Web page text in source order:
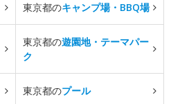
東京都のキャンプ場・BBQ場
東京都の遊園地・テーマパー
ク
東京都のプール